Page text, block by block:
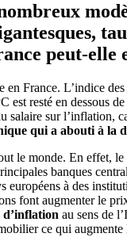
peut-elle
en France. L’indice
est resté en dessous
sur l’inflation,
qui a abouti à la
le monde. En effet,
banques
à des
font augmenter le
d’inflation au sens de
ce qui